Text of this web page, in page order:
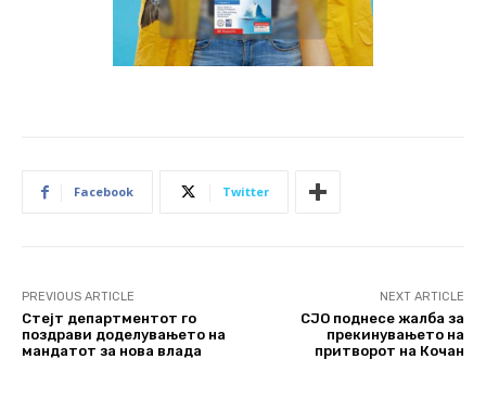
Facebook Twitter
PREVIOUS ARTICLE
Стејт департментот го
поздрави доделувањето на
мандатот за нова влада
NEXT ARTICLE
СЈО поднесе жалба за
прекинувањето на
притворот на Кочан